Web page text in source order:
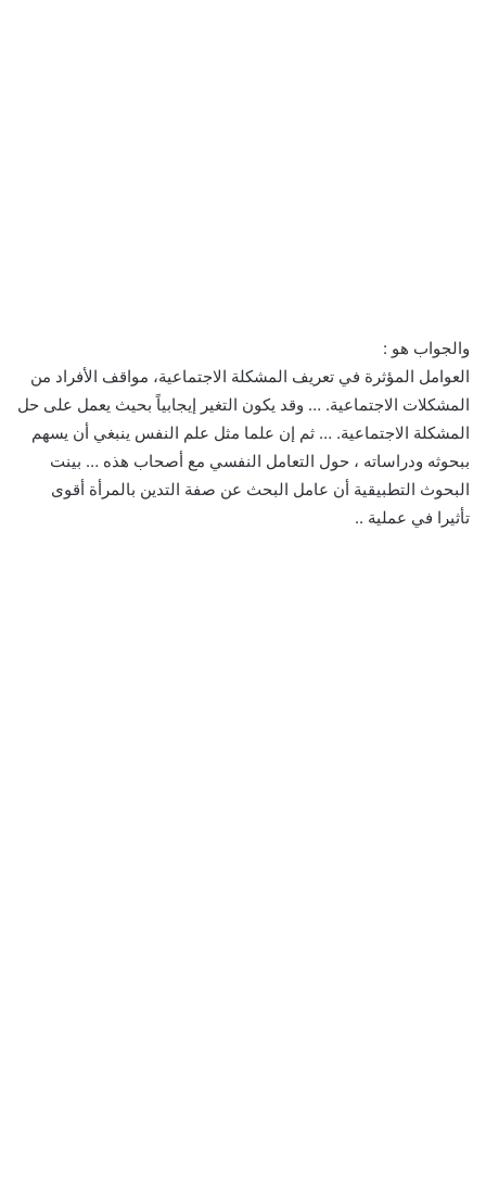
والجواب هو :
العوامل المؤثرة في تعريف المشكلة الاجتماعية، مواقف الأفراد من
المشكلات الاجتماعية. … وقد يكون التغير إيجابياً بحيث يعمل على حل
المشكلة الاجتماعية. … ثم إن علما مثل علم النفس ينبغي أن يسهم
ببحوثه ودراساته ، حول التعامل النفسي مع أصحاب هذه … بينت
البحوث التطبيقية أن عامل البحث عن صفة التدين بالمرأة أقوى
تأثيرا في عملية ..